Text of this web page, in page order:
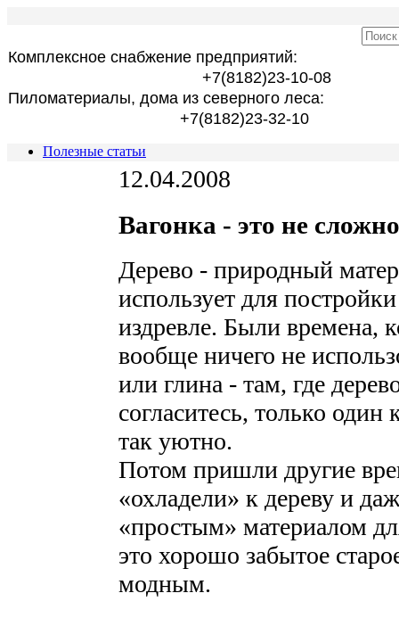
Комплексное снабжение предприятий:
+7(8182)23-10-08
Пиломатериалы, дома из северного леса:
+7(8182)23-32-10
Полезные статьи
12.04.2008
Вагонка - это не
Дерево - природный
использует для
издревле. Были времена,
вообще ничего не
или глина - там, где
согласитесь, только
так уютно.
Потом пришли другие
«охладели» к дереву и
«простым» материалом
это хорошо забытое
модным.